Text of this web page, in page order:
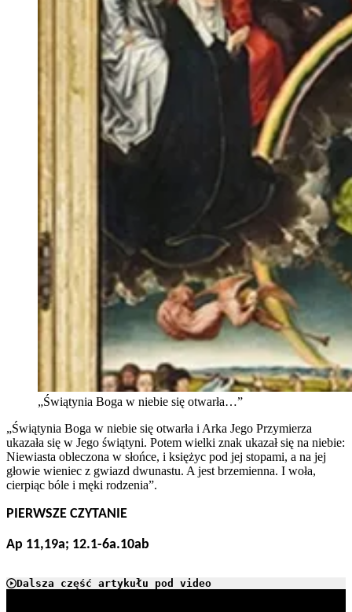
„Świątynia Boga w niebie się otwarła…”
„Świątynia Boga w niebie się otwarła i Arka Jego Przymierza
ukazała się w Jego świątyni. Potem wielki znak ukazał się na niebie:
Niewiasta obleczona w słońce, i księżyc pod jej stopami, a na jej
głowie wieniec z gwiazd dwunastu. A jest brzemienna. I woła,
cierpiąc bóle i męki rodzenia”.
PIERWSZE CZYTANIE
Ap 11,19a; 12.1-6a.10ab
Dalsza część artykułu pod video